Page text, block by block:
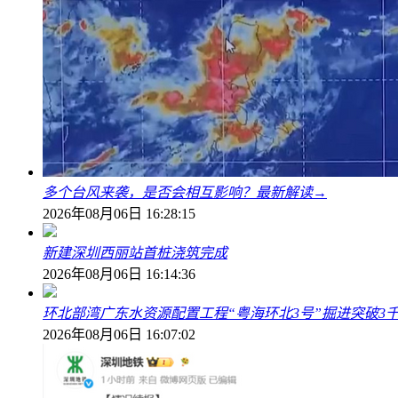
多个台风来袭，是否会相互影响？最新解读→
2026年08月06日 16:28:15
新建深圳西丽站首桩浇筑完成
2026年08月06日 16:14:36
环北部湾广东水资源配置工程“粤海环北3号”掘进突破3
2026年08月06日 16:07:02